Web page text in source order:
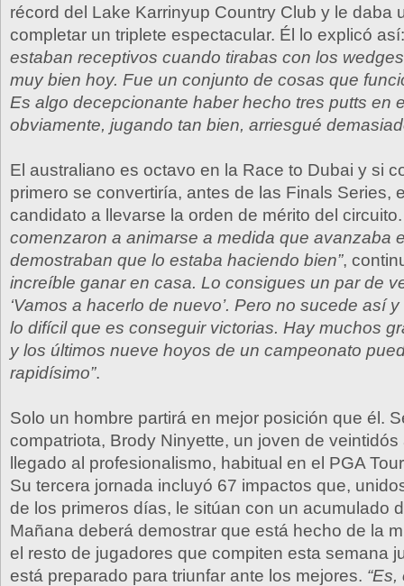
récord del Lake Karrinyup Country Club y le daba
completar un triplete espectacular. Él lo explicó así:
estaban receptivos cuando tirabas con los
muy bien hoy. Fue un conjunto de cosas que
Es algo decepcionante haber hecho tres putts en
obviamente, jugando tan bien, arriesgué
El australiano es octavo en la Race to Dubai y si
primero se convertiría, antes de las Finals Series,
candidato a llevarse la orden de mérito del
comenzaron a animarse a medida que avanzaba
demostraban que lo estaba haciendo bien”,
increíble ganar en casa. Lo consigues un par de
‘Vamos a hacerlo de nuevo’. Pero no sucede así
lo difícil que es conseguir victorias. Hay muchos
y los últimos nueve hoyos de un campeonato
rapidísimo”.
Solo un hombre partirá en mejor posición que él.
compatriota, Brody Ninyette, un joven de
llegado al profesionalismo, habitual en el PGA
Su tercera jornada incluyó 67 impactos que,
de los primeros días, le sitúan con un acumulado
Mañana deberá demostrar que está hecho de la
el resto de jugadores que compiten esta semana
está preparado para triunfar ante los mejores.